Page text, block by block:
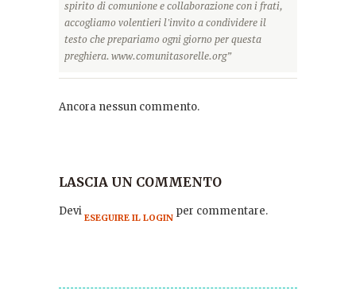
spirito di comunione e collaborazione con i frati,
accogliamo volentieri l'invito a condividere il
testo che prepariamo ogni giorno per questa
preghiera. www.comunitasorelle.org”
Ancora nessun commento.
LASCIA UN COMMENTO
Devi ESEGUIRE IL LOGIN per commentare.